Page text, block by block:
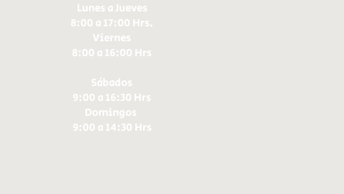
Lunes a Jueves
8:00 a 17:00 Hrs.
Viernes
8:00 a 16:00 Hrs​
Sábados
9:00 a 16:30 Hrs
Domingos
9:00 a 14:30 Hrs